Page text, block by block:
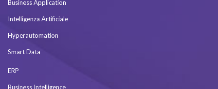
Business Application
Intelligenza Artificiale
Hyperautomation
Smart Data
ERP
Business Intelligence